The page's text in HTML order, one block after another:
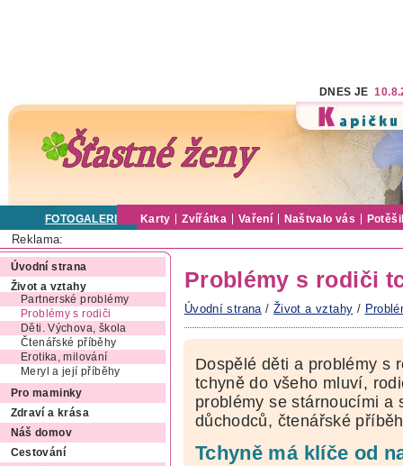
DNES JE
FOTOGALERIE Karty Zvířátka Vaření Naštvalo vás
Reklama:
Úvodní strana
Život a vztahy
Partnerské problémy
Problémy s rodiči
Děti. Výchova, škola
Čtenářské příběhy
Erotika, milování
Meryl a její příběhy
Pro maminky
Zdraví a krása
Náš domov
Cestování
Problémy s rodiči
Úvodní strana / Život a vztahy /
Dospělé děti a problémy s
tchyně do všeho mluví,
problémy se stárnoucími a
důchodců, čtenářské
Tchyně má klíče od